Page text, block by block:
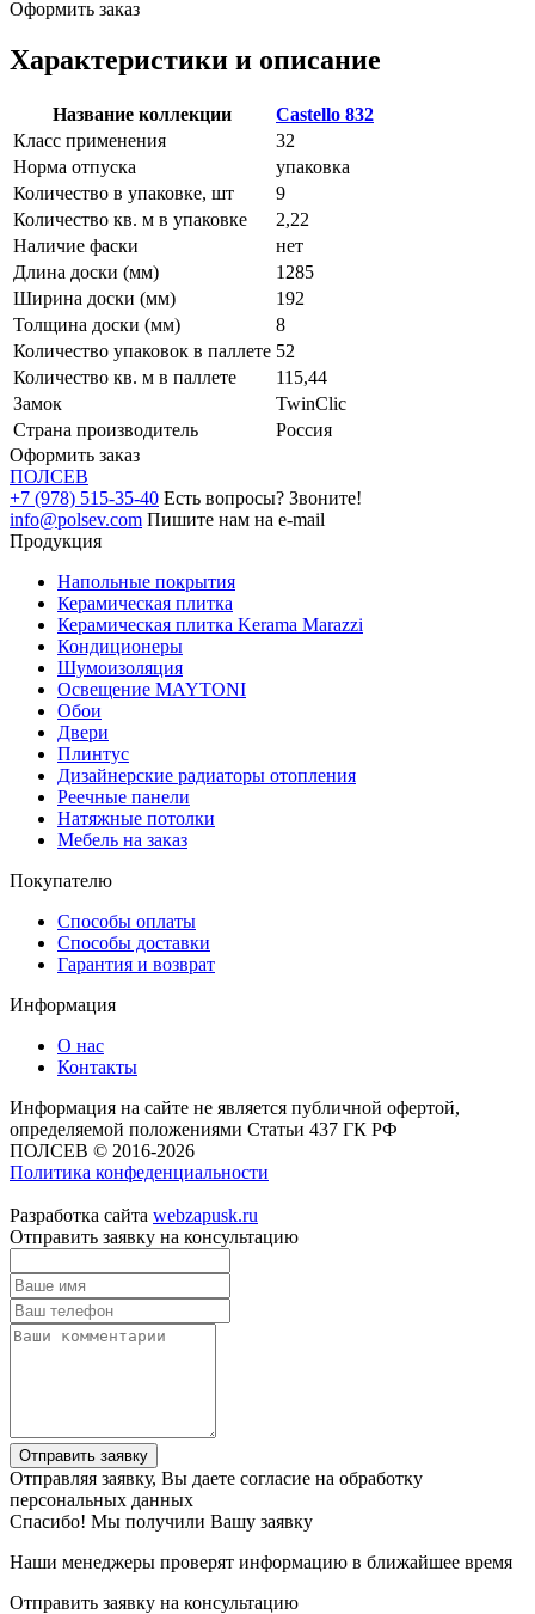
Оформить заказ
Характеристики и описание
Название коллекции
Castello 832
Класс применения
32
Норма отпуска
упаковка
Количество в упаковке, шт
9
Количество кв. м в упаковке
2,22
Наличие фаски
нет
Длина доски (мм)
1285
Ширина доски (мм)
192
Толщина доски (мм)
8
Количество упаковок в паллете 52
Количество кв. м в паллете
115,44
Замок
TwinClic
Страна производитель
Россия
Оформить заказ
ПОЛСЕВ
+7 (978) 515-35-40 Есть вопросы? Звоните!
info@polsev.com Пишите нам на e-mail
Продукция
Напольные покрытия
Керамическая плитка
Керамическая плитка Kerama Marazzi
Кондиционеры
Шумоизоляция
Освещение MAYTONI
Обои
Двери
Плинтус
Дизайнерские радиаторы отопления
Реечные панели
Натяжные потолки
Мебель на заказ
Покупателю
Способы оплаты
Способы доставки
Гарантия и возврат
Информация
О нас
Контакты
Информация на сайте не является публичной офертой,
определяемой положениями Статьи 437 ГК РФ
ПОЛСЕВ © 2016-2026
Политика конфеденциальности
Разработка сайта webzapusk.ru
Отправить заявку на консультацию
Отправить заявку
Отправляя заявку, Вы даете согласие на обработку
персональных данных
Спасибо! Мы получили Вашу заявку
Наши менеджеры проверят информацию в ближайшее время
Отправить заявку на консультацию